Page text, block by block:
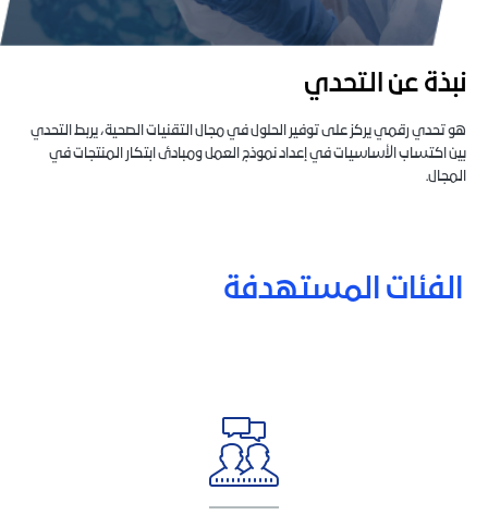
نبذة عن التحدي
هو تحدي رقمي يركز على توفير الحلول في مجال التقنيات الصحية، يربط التحدي
بين اكتساب الأساسيات في إعداد نموذج العمل ومبادئ ابتكار المنتجات في
المجال.
الفئات المستهدفة